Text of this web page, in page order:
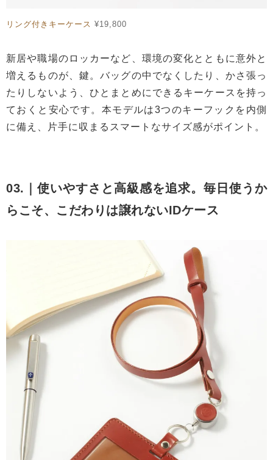
リング付きキーケース ¥19,800
新居や職場のロッカーなど、環境の変化とともに意外と
増えるものが、鍵。バッグの中でなくしたり、かさ張っ
たりしないよう、ひとまとめにできるキーケースを持っ
ておくと安心です。本モデルは3つのキーフックを内側
に備え、片手に収まるスマートなサイズ感がポイント。
03.｜使いやすさと高級感を追求。毎日使うか
らこそ、こだわりは譲れないIDケース